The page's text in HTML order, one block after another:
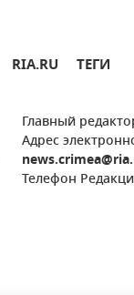
RIA.RU ТЕГИ
Главный
Адрес
Телефон